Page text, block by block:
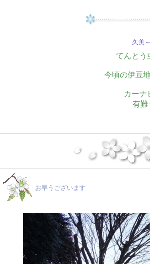
久美
てんと
今頃の伊豆
カーナ
有難
お早うございます